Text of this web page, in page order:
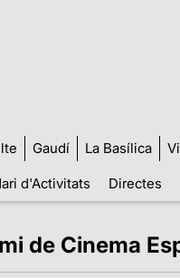
Gaudí La Basílica
d'Activitats Directes
de Cinema